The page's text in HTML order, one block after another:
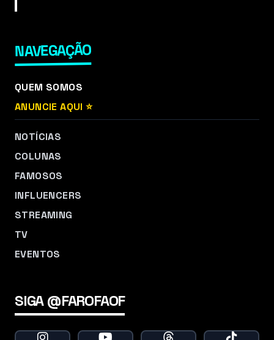
NAVEGAÇÃO
QUEM SOMOS
ANUNCIE AQUI ⭐
NOTÍCIAS
COLUNAS
FAMOSOS
INFLUENCERS
STREAMING
TV
EVENTOS
SIGA @FAROFAOF